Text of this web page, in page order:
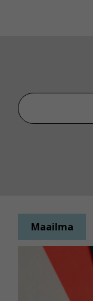
Maailma